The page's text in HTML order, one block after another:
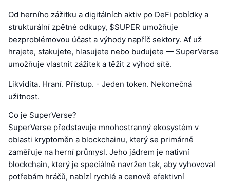
Od herního zážitku a digitálních aktiv po DeFi pobídky a
strukturální zpětné odkupy, $SUPER umožňuje
bezproblémovou účast a výhody napříč sektory. Ať už
hrajete, stakujete, hlasujete nebo budujete — SuperVerse
umožňuje vlastnit zážitek a těžit z výhod sítě.
Likvidita. Hraní. Přístup. - Jeden token. Nekonečná
užitnost.
Co je SuperVerse?
SuperVerse představuje mnohostranný ekosystém v
oblasti kryptoměn a blockchainu, který se primárně
zaměřuje na herní průmysl. Jeho jádrem je nativní
blockchain, který je speciálně navržen tak, aby vyhovoval
potřebám hráčů, nabízí rychlé a cenově efektivní